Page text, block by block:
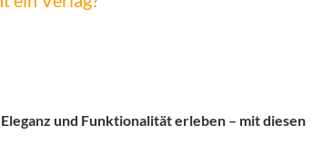
und Funktionalität erleben – mit diesen